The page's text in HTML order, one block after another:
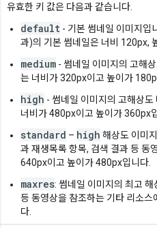
유효한 키 값은 다음과 같습니다.
default - 기본 썸네일 이미지입
과)의 기본 썸네일은 너비 120px,
medium - 썸네일 이미지의 고해
는 너비가 320px이고 높이가
high - 썸네일 이미지의 고해상
너비가 480px이고 높이가 360px
standard – high 해상도 이미
과 재생목록 항목, 검색 결과 등 동
640px이고 높이가 480px입니다.
maxres: 썸네일 이미지의 최고
등 동영상을 참조하는 기타 리소
다.